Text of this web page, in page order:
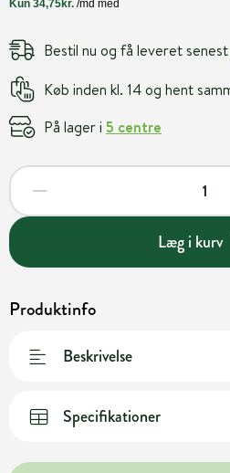
Bestil nu og få leveret senest
Køb inden kl. 14 og hent
På lager i 5 centre
Læg i kurv
Produktinfo
Beskrivelse
Specifikationer